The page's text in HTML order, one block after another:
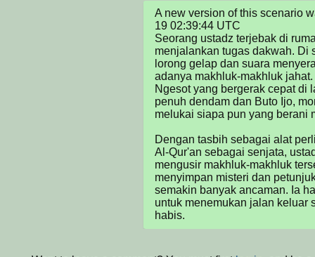
A new version of this scenario
19 02:39:44 UTC
Seorang ustadz terjebak di
menjalankan tugas dakwah. Di
lorong gelap dan suara
adanya makhluk-makhluk
Ngesot yang bergerak cepat di
penuh dendam dan Buto Ijo,
melukai siapa pun yang berani
Dengan tasbih sebagai alat
Al-Qur'an sebagai senjata,
mengusir makhluk-makhluk
menyimpan misteri dan
semakin banyak ancaman. Ia
untuk menemukan jalan keluar
habis.